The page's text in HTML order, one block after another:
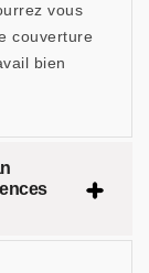
vous
couverture
bien